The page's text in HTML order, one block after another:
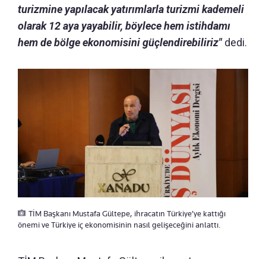
turizmine yapılacak yatırımlarla turizmi kademeli
olarak 12 aya yayabilir, böylece hem istihdamı
hem de bölge ekonomisini güçlendirebiliriz"dedi.
TİM Başkanı Mustafa Gültepe, ihracatın Türkiye’ye kattığı
önemi ve Türkiye iç ekonomisinin nasıl gelişeceğini anlattı.